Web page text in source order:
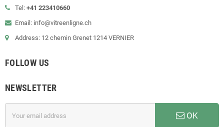
Tel: +41 223410660
Email: info@vitreenligne.ch
Address: 12 chemin Grenet 1214 VERNIER
FOLLOW US
NEWSLETTER
OK